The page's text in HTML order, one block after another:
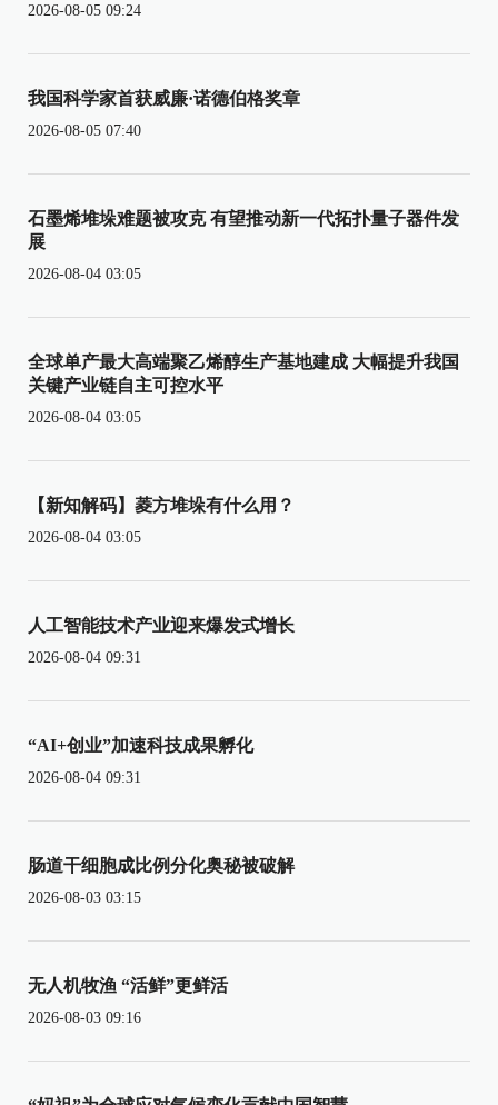
2026-08-05 09:24
我国科学家首获威廉·诺德伯格奖章
2026-08-05 07:40
石墨烯堆垛难题被攻克 有望推动新一代拓扑量子器件发
展
2026-08-04 03:05
全球单产最大高端聚乙烯醇生产基地建成 大幅提升我国
关键产业链自主可控水平
2026-08-04 03:05
【新知解码】菱方堆垛有什么用？
2026-08-04 03:05
人工智能技术产业迎来爆发式增长
2026-08-04 09:31
“AI+创业”加速科技成果孵化
2026-08-04 09:31
肠道干细胞成比例分化奥秘被破解
2026-08-03 03:15
无人机牧渔 “活鲜”更鲜活
2026-08-03 09:16